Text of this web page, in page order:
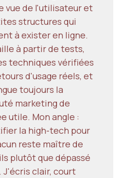
vue de l'utilisateur et
structures qui
à exister en ligne.
à partir de tests,
techniques vérifiées
d'usage réels, et
toujours la
marketing de
utile. Mon angle :
la high-tech pour
reste maître de
plutôt que dépassé
J'écris clair, court